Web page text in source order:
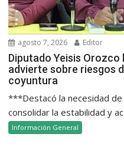
agosto 7, 2026 Editor
Diputado Yeisis Orozco
advierte sobre riesgos
coyuntura
***Destacó la necesidad de
consolidar la estabilidad y
Información General